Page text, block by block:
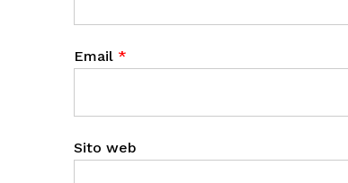
Email *
Sito web